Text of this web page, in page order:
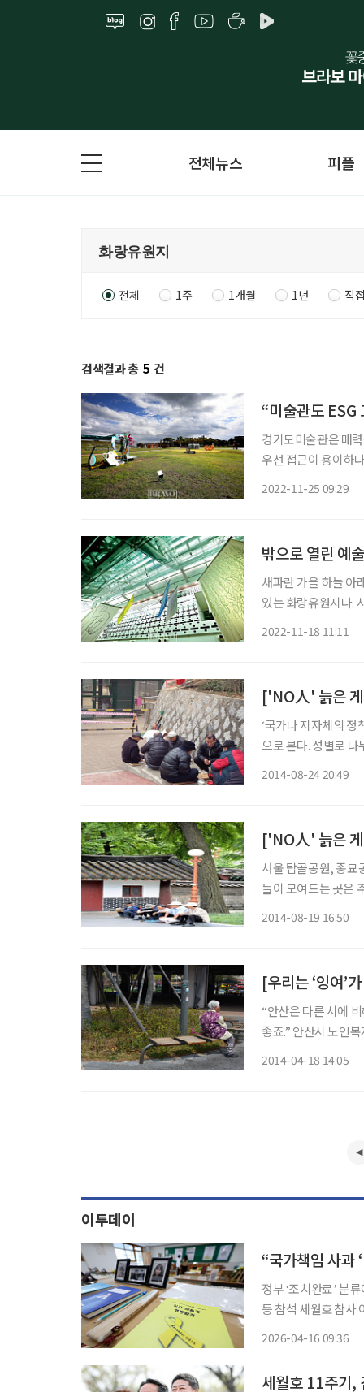
전체뉴스 피플
전체 1주 1개월 1년 직
검색결과 총 5 건
“미술관도 ESG
경기도미술관은 매
우선 접근이 용이하
2022-11-25 09:29
밖으로 열린 예
새파란 가을 하늘 아
있는 화랑유원지다.
2022-11-18 11:11
‘국가나 지자체의
으로 본다. 성별로
2014-08-24 20:49
['NO人' 늙은
서울 탑골공원, 종묘
들이 모여드는 곳은
2014-08-19 16:50
“안산은 다른 시에
좋죠.” 안산시 노인복지 담당자의 말이다. 그
2014-04-18 14:05
이투데이
“국가책임 사과
정부 ‘조치완료’ 분
등 참석 세월호 참사 이후 제시된 재발방지 권고 32건 가운데 국가 책임 인정과 공식 사과, 불
2026-04-16 09:36
세월호 11주기,